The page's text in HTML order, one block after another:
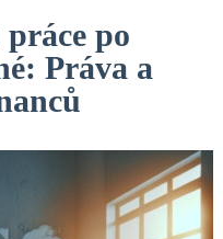
po
Práva a